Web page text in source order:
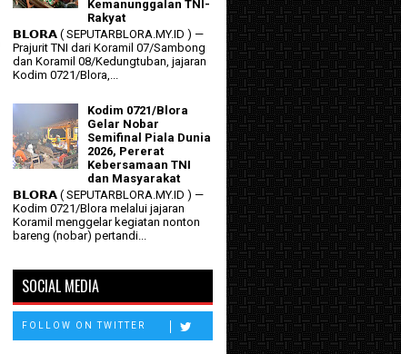
Kemanunggalan TNI-
Rakyat
𝗕𝗟𝗢𝗥𝗔 ( SEPUTARBLORA.MY.ID ) —
Prajurit TNI dari Koramil 07/Sambong
dan Koramil 08/Kedungtuban, jajaran
Kodim 0721/Blora,...
Kodim 0721/Blora
Gelar Nobar
Semifinal Piala Dunia
2026, Pererat
Kebersamaan TNI
dan Masyarakat
𝗕𝗟𝗢𝗥𝗔 ( SEPUTARBLORA.MY.ID ) —
Kodim 0721/Blora melalui jajaran
Koramil menggelar kegiatan nonton
bareng (nobar) pertandi...
SOCIAL MEDIA
FOLLOW ON TWITTER